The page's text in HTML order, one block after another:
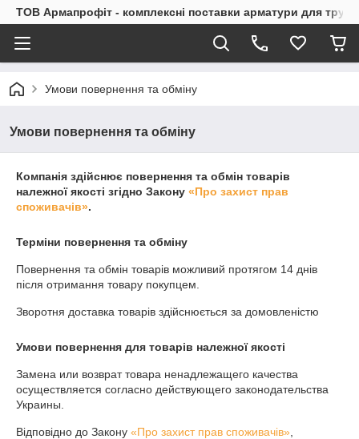
ТОВ Армапрофіт - комплексні поставки арматури для
Умови повернення та обміну
Умови повернення та обміну
Компанія здійснює повернення та обмін товарів
належної якості згідно Закону «Про захист прав
споживачів».
Терміни повернення та обміну
Повернення та обмін товарів можливий протягом 14 днів
після отримання товару покупцем.
Зворотня доставка товарів здійснюється за домовленістю
Умови повернення для товарів належної якості
Замена или возврат товара ненадлежащего качества
осуществляется согласно действующего законодательства
Украины.
Відповідно до Закону «Про захист прав споживачів»